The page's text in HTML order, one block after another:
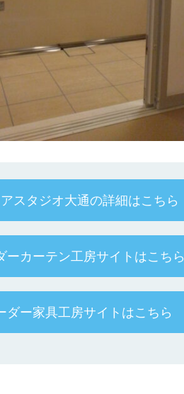
スタジオ大通の詳細はこちら
ーカーテン工房サイトはこちら
ダー家具工房サイトはこちら